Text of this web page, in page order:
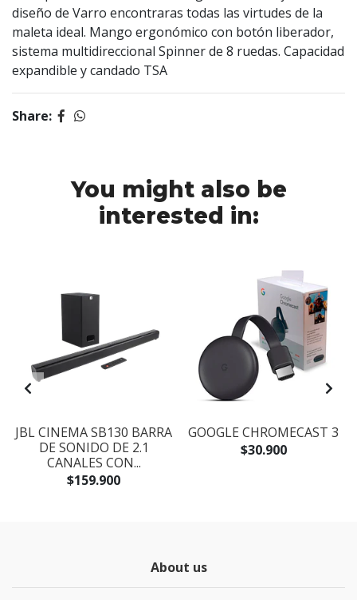
diseño de Varro encontraras todas las virtudes de la
maleta ideal. Mango ergonómico con botón liberador,
sistema multidireccional Spinner de 8 ruedas. Capacidad
expandible y candado TSA
Share:
You might also be
interested in:
JBL CINEMA SB130 BARRA
DE SONIDO DE 2.1
CANALES CON...
$159.900
GOOGLE CHROMECAST 3
$30.900
About us